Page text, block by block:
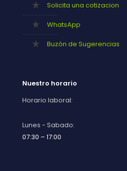
Solicita una cotizacion
WhatsApp
Buzón de Sugerencias
Nuestro horario
Horario laboral:
Lunes - Sabado:
07:30 – 17:00